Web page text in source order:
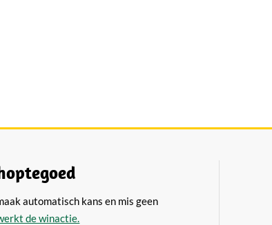
automatisch kans en mis geen
de winactie.